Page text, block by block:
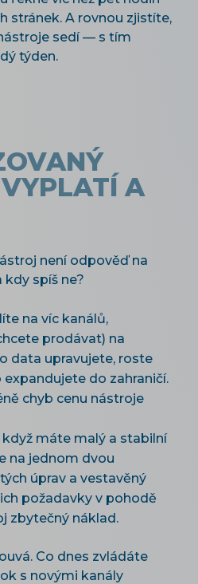
stránek. A rovnou zjistíte,
sedí — s tím
týden.
A
není odpověď na
kdy spíš ne?
na víc kanálů,
prodávat) na
data upravujete, roste
do zahraničí.
chyb cenu nástroje
když máte malý a stabilní
na jednom dvou
úprav a vestavěný
požadavky v pohodě
zbytečný náklad.
Co dnes zvládáte
s novými kanály